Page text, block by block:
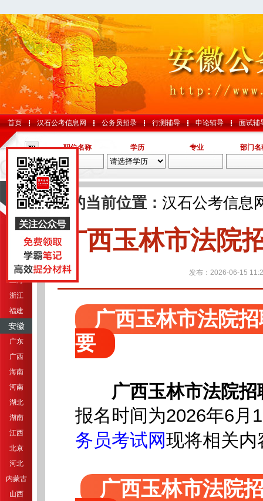
首页 汉石公考信息网 公务员招录 行测辅导 申论辅导 面试辅
职位名称 学历 专业 部门名
导航
江苏
上海
浙江
福建
安徽
广东
广西
海南
河南
湖北
湖南
江西
北京
河北
内蒙古
山西
您的当前位置： 汉石公考信息
广西玉林市法院
发布：2026-06-15
广西玉林市法院
要
广西玉林市法院
报名时间为2026年6月
务员考试网 现将相关内
广西玉林市法院